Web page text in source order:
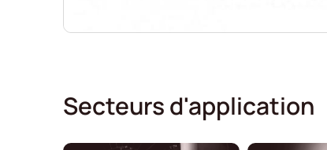
Secteurs d'application